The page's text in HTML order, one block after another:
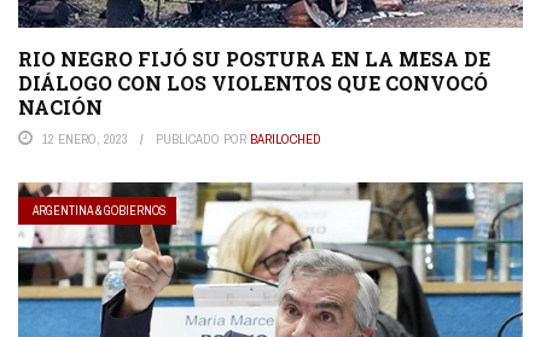
RIO NEGRO FIJÓ SU POSTURA EN LA MESA DE
DIÁLOGO CON LOS VIOLENTOS QUE CONVOCÓ
NACIÓN
12 ENERO, 2023 PUBLICADO POR BARILOCHED
ARGENTINA & GOBIERNOS